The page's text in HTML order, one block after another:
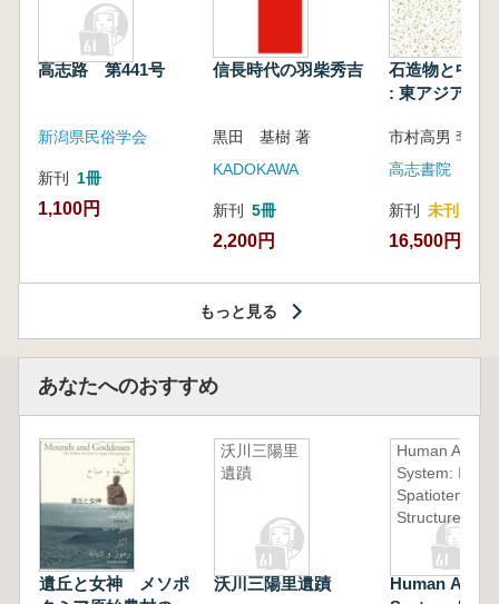
高志路 第441号
新潟県民俗学会
新刊 1冊
1,100円
信長時代の羽柴秀吉
黒田 基樹 著
KADOKAWA
新刊 5冊
2,200円
石造物と中世
: 東アジアと
高志書院
新刊 未刊
16,500円
もっと見る
あなたへのおすすめ
遺丘と女神 メソポ
沃川三陽里
遺蹟
沃川三陽里遺蹟
Human Activity
System: Its
Structure
Human